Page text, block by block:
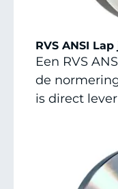
RVS ANSI
Een RVS
de
is direct